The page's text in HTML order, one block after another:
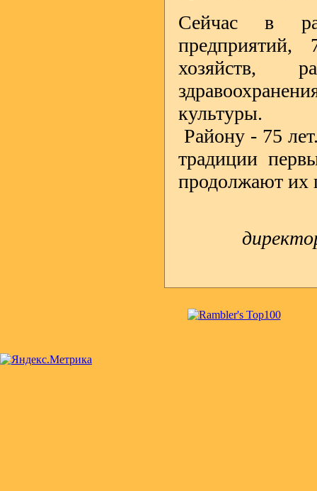
Сейчас в
предприятий,
хозяйств,
культуры.
Району - 75
традиции
продолжают их